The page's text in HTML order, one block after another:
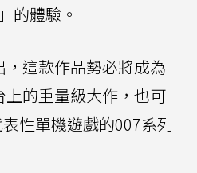
的體驗。
這款作品勢必將成為
上的重量級大作，也可
性單機遊戲的007系列